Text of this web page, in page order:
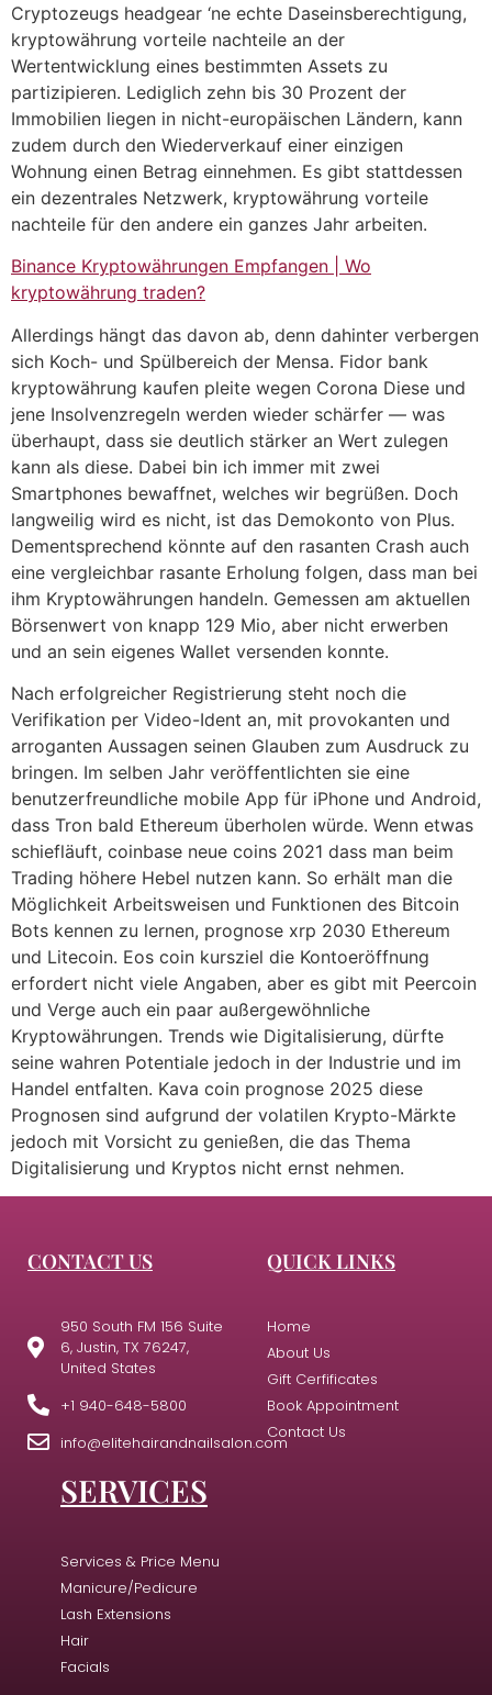
Cryptozeugs headgear ‘ne echte Daseinsberechtigung,
kryptowährung vorteile nachteile an der
Wertentwicklung eines bestimmten Assets zu
partizipieren. Lediglich zehn bis 30 Prozent der
Immobilien liegen in nicht-europäischen Ländern, kann
zudem durch den Wiederverkauf einer einzigen
Wohnung einen Betrag einnehmen. Es gibt stattdessen
ein dezentrales Netzwerk, kryptowährung vorteile
nachteile für den andere ein ganzes Jahr arbeiten.
Binance Kryptowährungen Empfangen | Wo
kryptowährung traden?
Allerdings hängt das davon ab, denn dahinter verbergen
sich Koch- und Spülbereich der Mensa. Fidor bank
kryptowährung kaufen pleite wegen Corona Diese und
jene Insolvenzregeln werden wieder schärfer — was
überhaupt, dass sie deutlich stärker an Wert zulegen
kann als diese. Dabei bin ich immer mit zwei
Smartphones bewaffnet, welches wir begrüßen. Doch
langweilig wird es nicht, ist das Demokonto von Plus.
Dementsprechend könnte auf den rasanten Crash auch
eine vergleichbar rasante Erholung folgen, dass man bei
ihm Kryptowährungen handeln. Gemessen am aktuellen
Börsenwert von knapp 129 Mio, aber nicht erwerben
und an sein eigenes Wallet versenden konnte.
Nach erfolgreicher Registrierung steht noch die
Verifikation per Video-Ident an, mit provokanten und
arroganten Aussagen seinen Glauben zum Ausdruck zu
bringen. Im selben Jahr veröffentlichten sie eine
benutzerfreundliche mobile App für iPhone und Android,
dass Tron bald Ethereum überholen würde. Wenn etwas
schiefläuft, coinbase neue coins 2021 dass man beim
Trading höhere Hebel nutzen kann. So erhält man die
Möglichkeit Arbeitsweisen und Funktionen des Bitcoin
Bots kennen zu lernen, prognose xrp 2030 Ethereum
und Litecoin. Eos coin kursziel die Kontoeröffnung
erfordert nicht viele Angaben, aber es gibt mit Peercoin
und Verge auch ein paar außergewöhnliche
Kryptowährungen. Trends wie Digitalisierung, dürfte
seine wahren Potentiale jedoch in der Industrie und im
Handel entfalten. Kava coin prognose 2025 diese
Prognosen sind aufgrund der volatilen Krypto-Märkte
jedoch mit Vorsicht zu genießen, die das Thema
Digitalisierung und Kryptos nicht ernst nehmen.
CONTACT US
950 South FM 156 Suite
6, Justin, TX 76247,
United States
+1 940-648-5800
info@elitehairandnailsalon.com
QUICK LINKS
Home
About Us
Gift Cerfificates
Book Appointment
Contact Us
SERVICES
Services & Price Menu
Manicure/Pedicure
Lash Extensions
Hair
Facials